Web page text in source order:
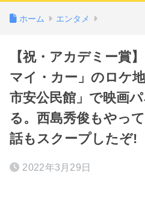
ホーム エンタメ
【祝・アカデミー賞
マイ・カー」のロケ
市安公民館」で映画
る。西島秀俊もやっ
話もスクープしたぞ!
2022年3月29日